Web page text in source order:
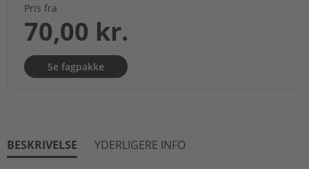
Pris fra
70,00 kr.
Se fagpakke
BESKRIVELSE YDERLIGERE INFO